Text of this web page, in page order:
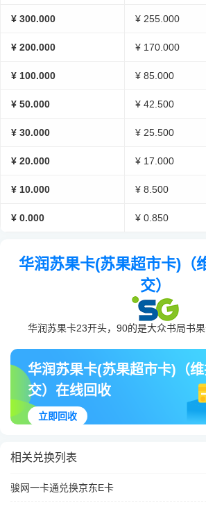
¥ 300.000 ¥ 255.000
¥ 200.000 ¥ 170.000
¥ 100.000 ¥ 85.000
¥ 50.000 ¥ 42.500
¥ 30.000 ¥ 25.500
¥ 20.000 ¥ 17.000
¥ 10.000 ¥ 8.500
¥ 0.000 ¥ 0.850
华润苏果卡(苏果超市卡)（
交）
华润苏果卡23开头，90的是大众书局书
华润苏果卡(苏果超市卡)（
交）在线回收
立即回收
相关兑换列表
骏网一卡通兑换京东E卡